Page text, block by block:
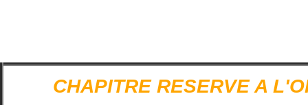
CHAPITRE RESERVE A